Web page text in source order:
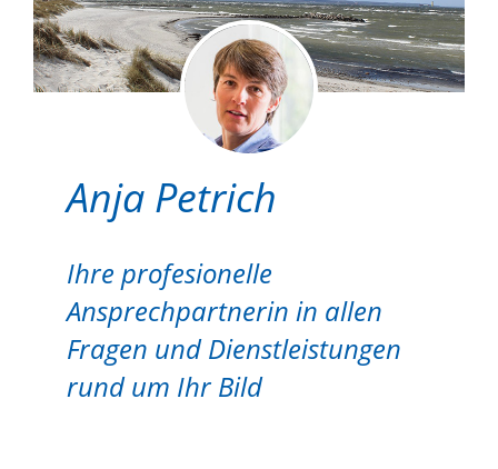
Anja Petrich
Ihre profesionelle
Ansprechpartnerin in allen
Fragen und Dienstleistungen
rund um Ihr Bild